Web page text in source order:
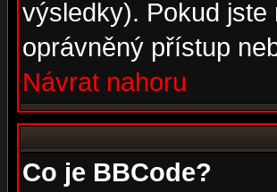
výsledky). Pokud jste
oprávněný přístup
Návrat nahoru
Co je BBCode?